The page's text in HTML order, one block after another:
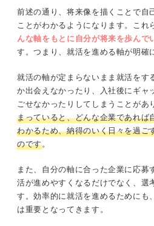
前述の通り、将来像を描くことで自
ことがわかるようになります。これ
んな軸をもとに自分が将来を歩んで
す。つまり、就活を進める軸が明確
就活の軸が定まらないまま就活をす
か出会えなかったり、入社後にギャ
ごせなかったりしてしまうことがあ
まっていると、どんな企業であれば
わかるため、納得のいく日々を過ご
のです。
また、自分の軸に合った企業に応募
活が進めやすくなるだけでなく、選
す。効率的に就活を進めるためにも
は重要となってきます。